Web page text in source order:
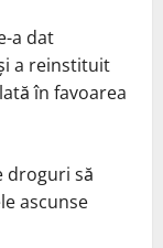
a dat
a reinstituit
în favoarea
droguri să
ascunse